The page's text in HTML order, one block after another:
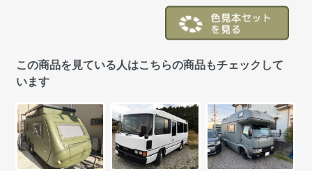
この商品を見ている人はこちらの商品もチェックして
います